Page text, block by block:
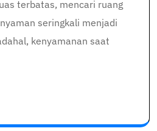
terbatas, mencari ruang
seringkali menjadi
kenyamanan saat